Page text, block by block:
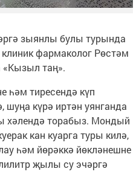
зыянлы булы турында
клиник фармаколог Рөстәм
«Кызыл таң».
һәм тиресендә күп
шуңа күрә иртән уянганда
хәлендә торабыз. Мондый
кан куарга туры килә,
һәм йөрәккә йөкләнешне
җылы су эчәргә